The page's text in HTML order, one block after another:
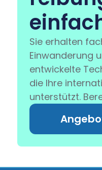
Sie erhalten
Einwanderung
entwickelte
die Ihre
unterstützt.